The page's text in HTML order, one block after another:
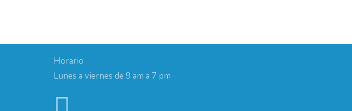
Horario
Lunes a viernes de 9 am a 7 pm